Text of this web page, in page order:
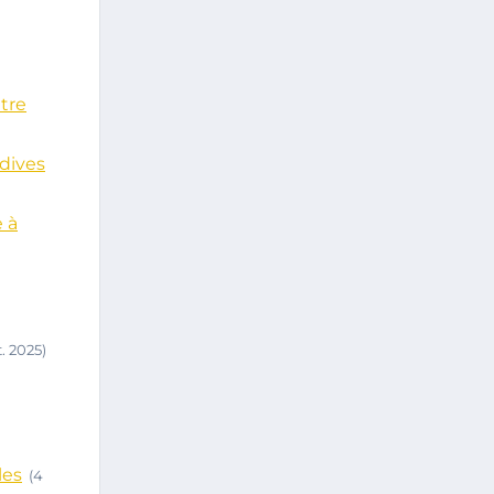
à
2025)
(4